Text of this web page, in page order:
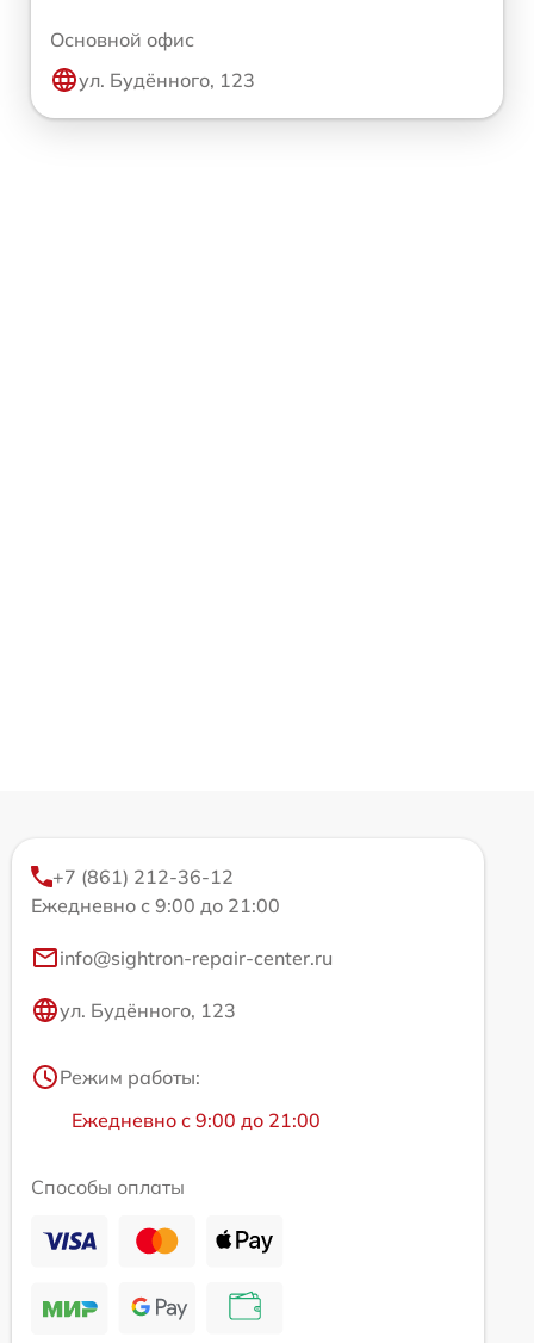
Основной офис
ул. Будённого, 123
+7 (861) 212-36-12
Ежедневно с 9:00 до 21:00
info@sightron-repair-center.ru
ул. Будённого, 123
Режим работы:
Ежедневно с 9:00 до 21:00
Способы оплаты